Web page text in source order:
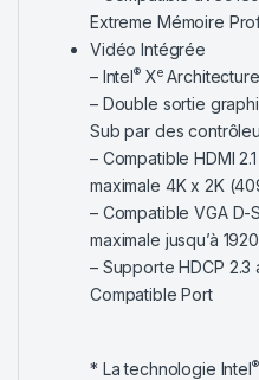
Extreme Mémoire
Vidéo Intégrée
– Intel®Xe
– Double sortie
Sub par des
– Compatible HDMI
maximale 4K x 2K
– Compatible VGA
maximale jusqu’à
– Supporte HDCP 2.3
Compatible Port
* La technologie Intel®